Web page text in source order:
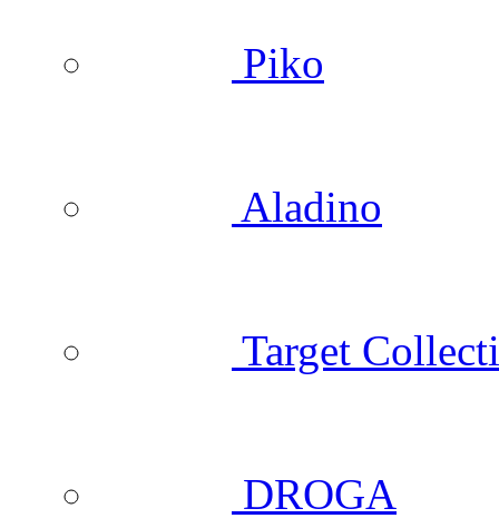
Piko
Aladino
Target
DROGA